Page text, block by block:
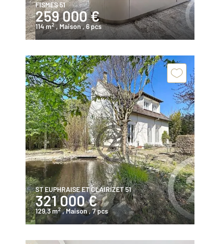
FISMES 51
259 000 €
114 m2 , Maison, 6 pcs
ST EUPHRAISE ET CLAIRIZET 51
321 000 €
129,3 m2 , Maison, 7 pcs